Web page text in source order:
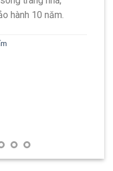
hành 10 năm.